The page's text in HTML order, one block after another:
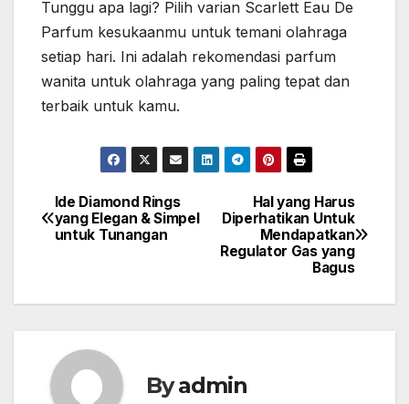
Tunggu apa lagi? Pilih varian Scarlett Eau De
Parfum kesukaanmu untuk temani olahraga
setiap hari. Ini adalah rekomendasi parfum
wanita untuk olahraga yang paling tepat dan
terbaik untuk kamu.
Post
navigation
Hal yang Harus
Diperhatikan Untuk
Mendapatkan
Regulator Gas yang
Bagus
Ide Diamond Rings
yang Elegan & Simpel
untuk Tunangan
Byadmin